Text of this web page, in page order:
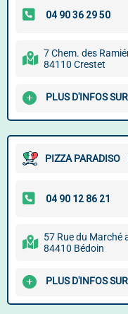
7 Chem. des
84110 Crestet
PLUS D'INFOS
PIZZA PARADISO
57 Rue du Marché
84410 Bédoin
PLUS D'INFOS